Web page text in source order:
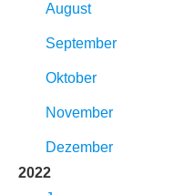
August
September
Oktober
November
Dezember
2022